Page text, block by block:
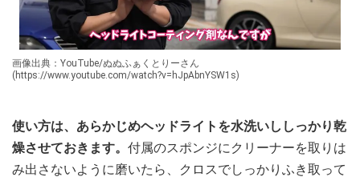
画像出典：YouTube/ぬぬふぁくとりーさん
(https://www.youtube.com/watch?v=hJpAbnYSW1s)
使い方は、あらかじめヘッドライトを水洗いししっかり乾
燥させておきます。 付属のスポンジにクリーナーを取りは
み出さないように磨いたら、クロスでしっかりふき取って